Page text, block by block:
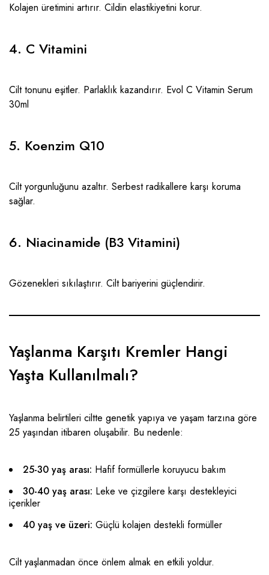
Kolajen üretimini artırır. Cildin elastikiyetini korur.
4. C Vitamini
Cilt tonunu eşitler. Parlaklık kazandırır. Evol C Vitamin Serum
30ml
5. Koenzim Q10
Cilt yorgunluğunu azaltır. Serbest radikallere karşı koruma
sağlar.
6. Niacinamide (B3 Vitamini)
Gözenekleri sıkılaştırır. Cilt bariyerini güçlendirir.
Yaşlanma Karşıtı Kremler Hangi
Yaşta Kullanılmalı?
Yaşlanma belirtileri ciltte genetik yapıya ve yaşam tarzına göre
25 yaşından itibaren oluşabilir. Bu nedenle:
25-30 yaş arası: Hafif formüllerle koruyucu bakım
30-40 yaş arası: Leke ve çizgilere karşı destekleyici
içerikler
40 yaş ve üzeri: Güçlü kolajen destekli formüller
Cilt yaşlanmadan önce önlem almak en etkili yoldur.